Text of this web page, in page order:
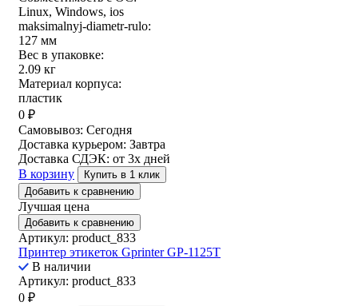
Linux, Windows, ios
maksimalnyj-diametr-rulo:
127 мм
Вес в упаковке:
2.09 кг
Материал корпуса:
пластик
0 ₽
Самовывоз: Сегодня
Доставка курьером: Завтра
Доставка СДЭК: от 3х дней
В корзину
Купить в 1 клик
Добавить к сравнению
Лучшая цена
Добавить к сравнению
Артикул: product_833
Принтер этикеток Gprinter GP-1125T
В наличии
Артикул: product_833
0 ₽